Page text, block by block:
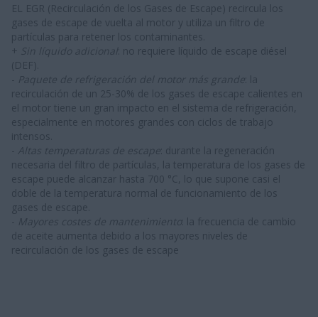
EL EGR (Recirculación de los Gases de Escape) recircula los
gases de escape de vuelta al motor y utiliza un filtro de
partículas para retener los contaminantes.
+ Sin líquido adicional : no requiere líquido de escape diésel
(DEF).
- Paquete de refrigeración del motor más grande : la
recirculación de un 25-30% de los gases de escape calientes en
el motor tiene un gran impacto en el sistema de refrigeración,
especialmente en motores grandes con ciclos de trabajo
intensos.
- Altas temperaturas de escape : durante la regeneración
necesaria del filtro de partículas, la temperatura de los gases de
escape puede alcanzar hasta 700 °C, lo que supone casi el
doble de la temperatura normal de funcionamiento de los
gases de escape.
- Mayores costes de mantenimiento : la frecuencia de cambio
de aceite aumenta debido a los mayores niveles de
recirculación de los gases de escape